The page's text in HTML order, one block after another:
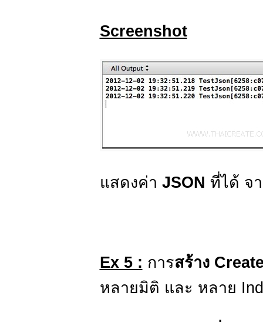
Screenshot
แสดงค่า JSON ที่ได้ จ
Ex 5 : การสร้าง
หลายมิติ และ หลาย